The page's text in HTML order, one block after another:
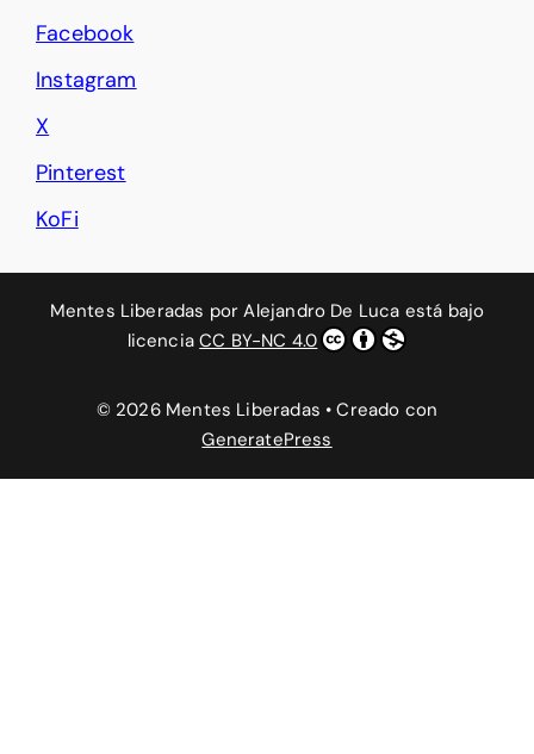
Facebook
Instagram
X
Pinterest
KoFi
Mentes Liberadas porAlejandro De Luca está bajo
licenciaCC BY-NC 4.0
© 2026 Mentes Liberadas • Creado con
GeneratePress